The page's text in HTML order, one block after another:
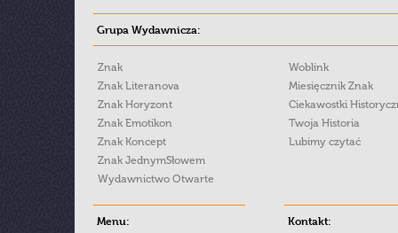
Grupa Wydawnicza:
Znak
Znak Literanova
Znak Horyzont
Znak Emotikon
Znak Koncept
Znak JednymSłowem
Wydawnictwo Otwarte
Woblink
Miesięcznik Znak
Ciekawostki
Twoja Historia
Lubimy czytać
Menu: Kontakt: